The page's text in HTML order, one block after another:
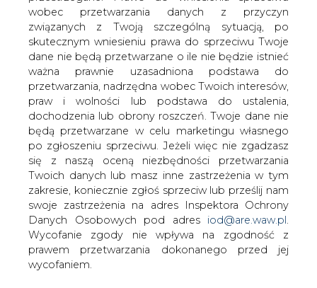
wobec przetwarzania danych z przyczyn
związanych z Twoją szczególną sytuacją, po
skutecznym wniesieniu prawa do sprzeciwu Twoje
dane nie będą przetwarzane o ile nie będzie istnieć
ważna prawnie uzasadniona podstawa do
przetwarzania, nadrzędna wobec Twoich interesów,
praw i wolności lub podstawa do ustalenia,
dochodzenia lub obrony roszczeń. Twoje dane nie
będą przetwarzane w celu marketingu własnego
po zgłoszeniu sprzeciwu. Jeżeli więc nie zgadzasz
się z naszą oceną niezbędności przetwarzania
Twoich danych lub masz inne zastrzeżenia w tym
zakresie, koniecznie zgłoś sprzeciw lub prześlij nam
swoje zastrzeżenia na adres Inspektora Ochrony
Danych Osobowych pod adres iod@are.waw.pl
Wycofanie zgody nie wpływa na zgodność z
prawem przetwarzania dokonanego przed jej
wycofaniem.
BOŚ zmniejszył swój ślad węglowy
o 49% r/r w 2020
Emisja gazów cieplarnianych związana z
działalnością Banku Ochrony
Środowiska (BOŚ) wyniosła 3,87 tys. ton
ekwiwalentu CO2 (CO2eq) w 2020 roku,
tj. o 49% mniej niż rok wcześniej,
głównie dzięki przejściu banku na
energię elektryczną pochodzącą ze
źródeł odnawialnych, podał bank,
powołując się na wyliczenia ekspertów
Instytutu na rzecz Ekorozwoju.